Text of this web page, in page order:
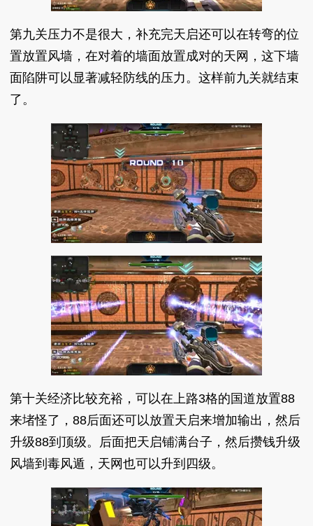
第九关压力不是很大，补充完天启还可以在转弯的位
置放置风墙，在对着的墙面放置成对的天网，这下墙
面陷阱可以显著减轻防线的压力。这样前九关就结束
了。
第十关经济比较充裕，可以在上路3格的国道放置88
来堵怪了，88后面还可以放置天启来增加输出，然后
升级88到顶级。后面把天启铺满台子，然后攒钱升级
风墙到毒风遁，天网也可以升到四级。